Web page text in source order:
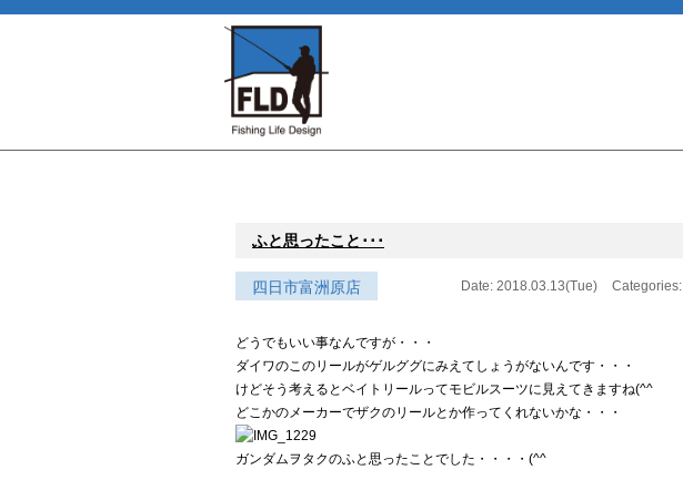
ふと思ったこと･･･
四日市富洲原店 Date: 2018.03.13(Tue) Categories:
どうでもいい事なんですが・・・
ダイワのこのリールがゲルググにみえてしょうがないんです・・・
けどそう考えるとベイトリールってモビルスーツに見えてきますね(^^ゞ
どこかのメーカーでザクのリールとか作ってくれないかな・・・
ガンダムヲタクのふと思ったことでした・・・・(^^ゞ